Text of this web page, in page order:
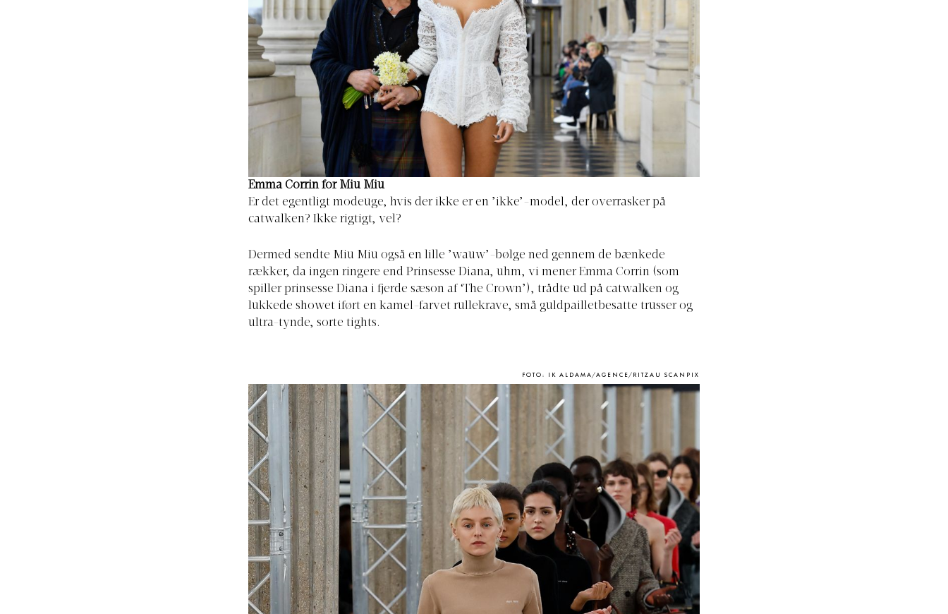
Emma Corrin for Miu Miu
Er det egentligt modeuge, hvis der ikke er en ’ikke’-model, der overrasker på
catwalken? Ikke rigtigt, vel?
Dermed sendte Miu Miu også en lille ’wauw’-bølge ned gennem de bænkede
rækker, da ingen ringere end Prinsesse Diana, uhm, vi mener Emma Corrin (som
spiller prinsesse Diana i fjerde sæson af ‘The Crown’), trådte ud på catwalken og
lukkede showet iført en kamel-farvet rullekrave, små guldpailletbesatte trusser og
ultra-tynde, sorte tights.
FOTO: IK ALDAMA/AGENCE/RITZAU SCANPIX